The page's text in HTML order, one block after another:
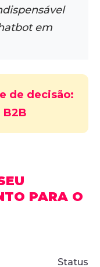
em
de decisão:
PARA O
Status